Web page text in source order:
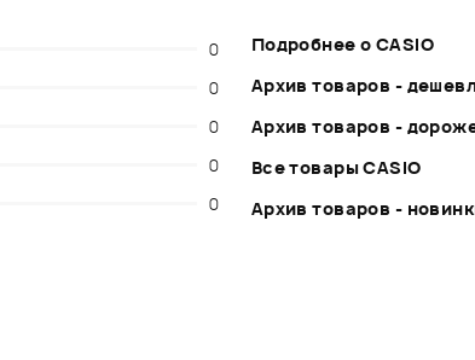
0
0
0
0
0
Подробнее о CASIO
Архив товаров -
Архив товаров -
Все товары CASIO
Архив товаров -